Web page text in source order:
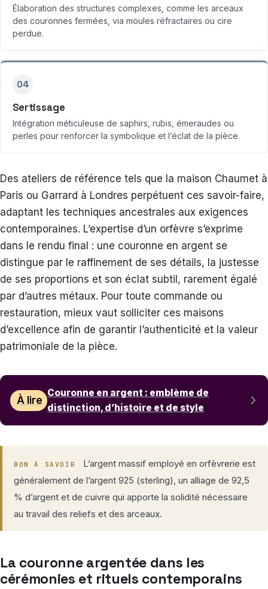
Élaboration des structures complexes, comme les arceaux
des couronnes fermées, via moules réfractaires ou cire
perdue.
04
Sertissage
Intégration méticuleuse de saphirs, rubis, émeraudes ou
perles pour renforcer la symbolique et l’éclat de la pièce.
Des ateliers de référence tels que la maison Chaumet à
Paris ou Garrard à Londres perpétuent ces savoir-faire,
adaptant les techniques ancestrales aux exigences
contemporaines. L’expertise d’un orfèvre s’exprime
dans le rendu final : une couronne en argent se
distingue par le raffinement de ses détails, la justesse
de ses proportions et son éclat subtil, rarement égalé
par d’autres métaux. Pour toute commande ou
restauration, mieux vaut solliciter ces maisons
d’excellence afin de garantir l’authenticité et la valeur
patrimoniale de la pièce.
À lire
Couronne en argent : emblème de
distinction, d’histoire et de style
BON À SAVOIR
L’argent massif employé en orfèvrerie est
généralement de l’argent 925 (sterling), un alliage de 92,5
% d’argent et de cuivre qui apporte la solidité nécessaire
au travail des reliefs et des arceaux.
La couronne argentée dans les
cérémonies et rituels contemporains